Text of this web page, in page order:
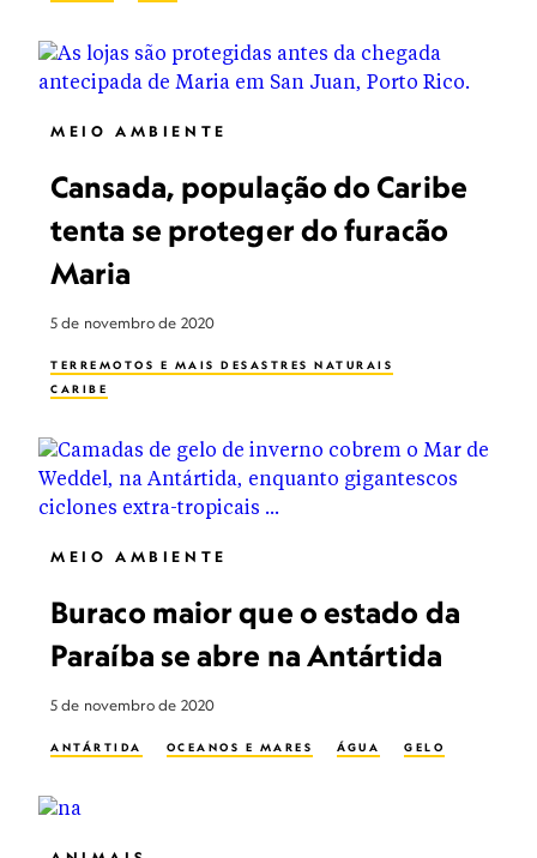
MEIO AMBIENTE
Cansada, população do Caribe
tenta se proteger do furacão
Maria
5 de novembro de 2020
TERREMOTOS E MAIS DESASTRES NATURAIS
CARIBE
MEIO AMBIENTE
Buraco maior que o estado da
Paraíba se abre na Antártida
5 de novembro de 2020
ANTÁRTIDA OCEANOS E MARES ÁGUA GELO